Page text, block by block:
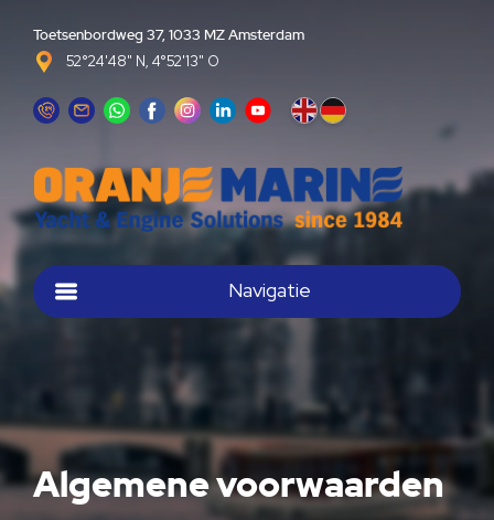
Toetsenbordweg 37, 1033 MZ Amsterdam
52°24'48" N, 4°52'13" O
Navigatie
Algemene voorwaarden